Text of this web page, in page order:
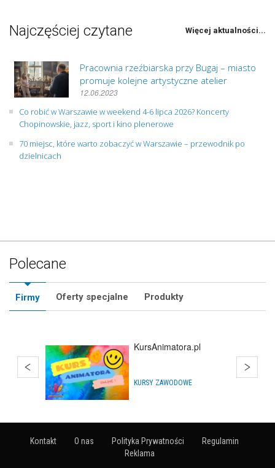
Najczęściej czytane Więcej aktualności...
Pracownia rzeźbiarska przy Bugaj – miasto
promuje kolejne artystyczne atelier
12.06.2023
Co robić w Warszawie w weekend 4-6 lipca 2026? Koncerty
Chopinowskie, jazz, sport i kino plenerowe
70 miejsc, które warto zobaczyć w Warszawie – przewodnik po
dzielnicach
Polecane
Firmy Oferty specjalne Produkty
KursAnimatora.pl
KURSY ZAWODOWE
Kontakt O nas Polityka Prywatności
Regulamin
Reklama